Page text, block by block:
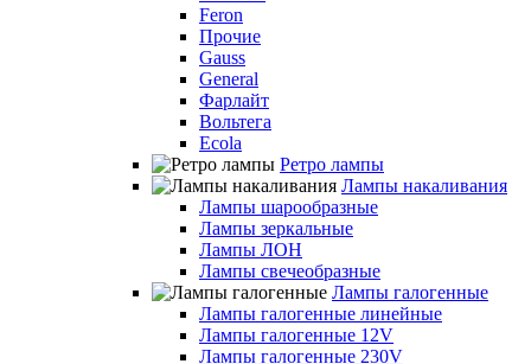
Feron
Прочие
Gauss
General
Фарлайт
Вольтега
Ecola
Ретро лампы
Лампы накаливания
Лампы шарообразные
Лампы зеркальные
Лампы ЛОН
Лампы свечеобразные
Лампы галогенные
Лампы галогенные линейные
Лампы галогенные 12V
Лампы галогенные 230V